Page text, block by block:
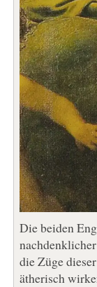
Die beiden
die Züge
ätherisch